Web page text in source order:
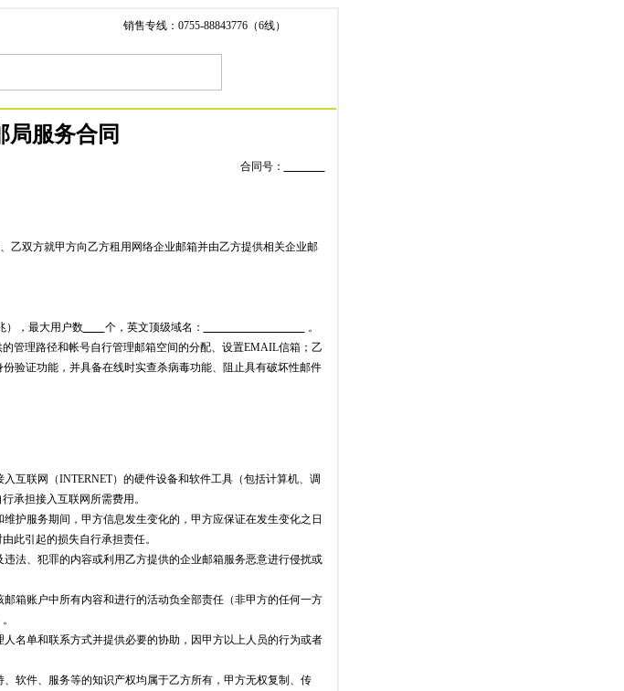
销售专线：0755-88843776（6线）
局服务合同
合同号：
双方就甲方向乙方租用网络企业邮箱并由乙方提供相关企业邮
），最大用户数 个，英文顶级域名：
。
管理路径和帐号自行管理邮箱空间的分配、设置EMAIL信箱；乙
份验证功能，并具备在线时实查杀病毒功能、阻止具有破坏性邮件
联网（INTERNET）的硬件设备和软件工具（包括计算机、调
承担接入互联网所需费用。
服务期间，甲方信息发生变化的，甲方应保证在发生变化之日
此引起的损失自行承担责任。
法、犯罪的内容或利用乙方提供的企业邮箱服务恶意进行侵扰或
箱账户中所有内容和进行的活动负全部责任（非甲方的任何一方
名单和联系方式并提供必要的协助，因甲方以上人员的行为或者
软件、服务等的知识产权均属于乙方所有，甲方无权复制、传